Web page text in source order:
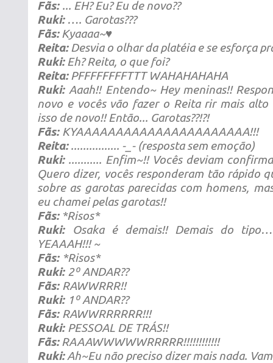
Fãs: ... EH? Eu? Eu de novo??
Ruki:…. Garotas???
Fãs:Kyaaaa~♥
Reita:Desvia o olhar da platéia e se esforça
Ruki:Eh? Reita, o que foi?
Reita:PFFFFFFFFTTT WAHAHAHAHA
Ruki: Aaah!! Entendo~ Hey meninas!!
novo e vocês vão fazer o Reita rir mais alto
isso de novo!! Então... Garotas??!?!
Fãs: KYAAAAAAAAAAAAAAAAAAAAAA!!!
Reita:................ -_- (resposta sem emoção)
Ruki:........... Enfim~!! Vocês deviam
Quero dizer, vocês responderam tão rápido
sobre as garotas parecidas com homens,
eu chamei pelas garotas!!
Fãs:*Risos*
Ruki: Osaka é demais!! Demais do
YEAAAH!!! ~
Fãs: *Risos*
Ruki: 2º ANDAR??
Fãs: RAWWRRR!!
Ruki: 1º ANDAR??
Fãs: RAWWRRRRRR!!!
Ruki: PESSOAL DE TRÁS!!
Fãs:RAAAWWWWWRRRRR!!!!!!!!!!!!
Ruki:Ah~Eu não preciso dizer mais nada.